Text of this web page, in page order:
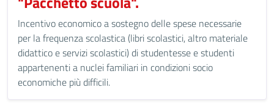
Incentivo economico a sostegno delle spese necessarie
per la frequenza scolastica (libri scolastici, altro materiale
didattico e servizi scolastici) di studentesse e studenti
appartenenti a nuclei familiari in condizioni socio
economiche più difficili.